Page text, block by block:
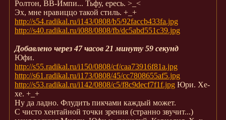
Ролтон, ВВ-Импи... Тьфу, ересь. >_<
Эх, мне нравиццо такой стиль. +_+
http://s54.radikal.ru/i143/0808/b5/92faccb433fa.jpg
http://s40.radikal.ru/i088/0808/fb/dc5abd551c39.jpg
Добавлено через 47 часов 21 минуту 59 секунд
Юфи.
http://s55.radikal.ru/i150/0808/cf/caa73916f81a.jpg
http://s61.radikal.ru/i173/0808/45/cc7808655af5.jpg
http://s53.radikal.ru/i142/0808/c5/f8c9decf7f1f.jpg Юри. Хе-
хе. +_+
Ну да ладно. Флудить пикчами каждый может.
С чисто хентайной точки зрения (странно звучит...)